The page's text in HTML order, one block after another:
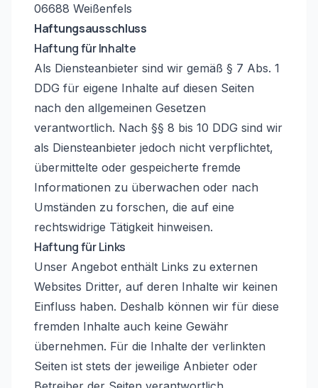
06688 Weißenfels
Haftungsausschluss
Haftung für Inhalte
Als Diensteanbieter sind wir gemäß § 7 Abs. 1
DDG für eigene Inhalte auf diesen Seiten
nach den allgemeinen Gesetzen
verantwortlich. Nach §§ 8 bis 10 DDG sind wir
als Diensteanbieter jedoch nicht verpflichtet,
übermittelte oder gespeicherte fremde
Informationen zu überwachen oder nach
Umständen zu forschen, die auf eine
rechtswidrige Tätigkeit hinweisen.
Haftung für Links
Unser Angebot enthält Links zu externen
Websites Dritter, auf deren Inhalte wir keinen
Einfluss haben. Deshalb können wir für diese
fremden Inhalte auch keine Gewähr
übernehmen. Für die Inhalte der verlinkten
Seiten ist stets der jeweilige Anbieter oder